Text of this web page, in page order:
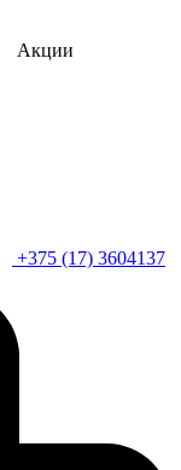
Акции
+375 (17) 3604137